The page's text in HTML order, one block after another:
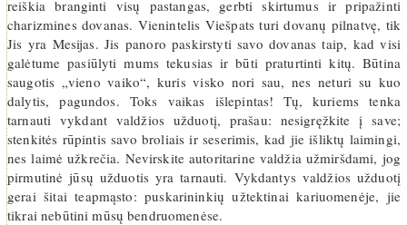
reiškia branginti visų pastangas, gerbti skirtumus ir pripažinti
charizmines dovanas. Vienintelis Viešpats turi dovanų pilnatvę, tik
Jis yra Mesijas. Jis panoro paskirstyti savo dovanas taip, kad visi
galėtume pasiūlyti mums tekusias ir būti praturtinti kitų. Būtina
saugotis „vieno vaiko“, kuris visko nori sau, nes neturi su kuo
dalytis, pagundos. Toks vaikas išlepintas! Tų, kuriems tenka
tarnauti vykdant valdžios užduotį, prašau: nesigręžkite į save;
stenkitės rūpintis savo broliais ir seserimis, kad jie išliktų laimingi,
nes laimė užkrečia. Nevirskite autoritarine valdžia užmiršdami, jog
pirmutinė jūsų užduotis yra tarnauti. Vykdantys valdžios užduotį
gerai šitai teapmąsto: puskarininkių užtektinai kariuomenėje, jie
tikrai nebūtini mūsų bendruomenėse.